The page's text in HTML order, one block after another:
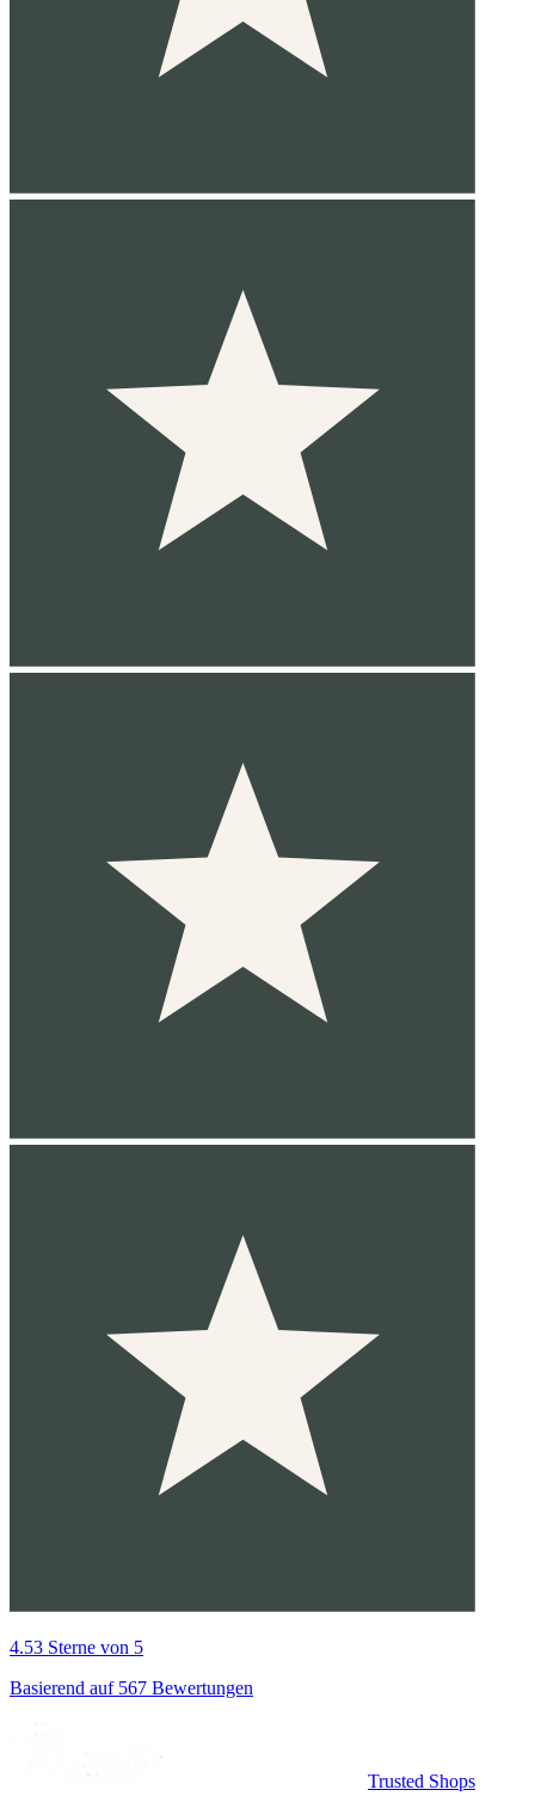
4.53 Sterne von 5
Basierend auf 567 Bewertungen
Trusted Shops